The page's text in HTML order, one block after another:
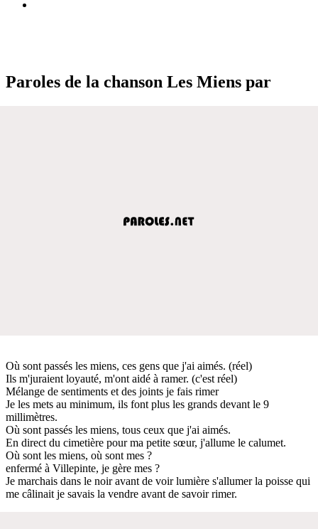
Paroles de la chanson Les Miens par
Où sont passés les miens, ces gens que j'ai aimés. (réel)
Ils m'juraient loyauté, m'ont aidé à ramer. (c'est réel)
Mélange de sentiments et des joints je fais rimer
Je les mets au minimum, ils font plus les grands devant le 9
millimètres.
Où sont passés les miens, tous ceux que j'ai aimés.
En direct du cimetière pour ma petite sœur, j'allume le calumet.
Où sont les miens, où sont mes ?
enfermé à Villepinte, je gère mes ?
Je marchais dans le noir avant de voir lumière s'allumer la poisse qui
me câlinait je savais la vendre avant de savoir rimer.